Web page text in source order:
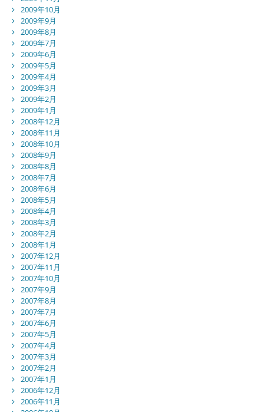
2009年10月
2009年9月
2009年8月
2009年7月
2009年6月
2009年5月
2009年4月
2009年3月
2009年2月
2009年1月
2008年12月
2008年11月
2008年10月
2008年9月
2008年8月
2008年7月
2008年6月
2008年5月
2008年4月
2008年3月
2008年2月
2008年1月
2007年12月
2007年11月
2007年10月
2007年9月
2007年8月
2007年7月
2007年6月
2007年5月
2007年4月
2007年3月
2007年2月
2007年1月
2006年12月
2006年11月